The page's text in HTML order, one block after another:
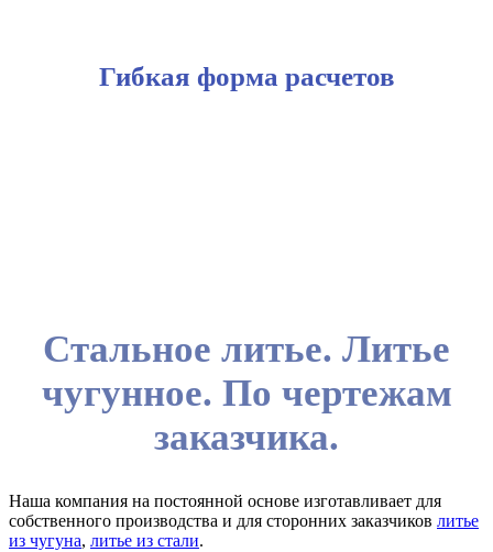
Гибкая форма расчетов
Стальное литье. Литье
чугунное. По чертежам
заказчика.
Наша компания на постоянной основе изготавливает для
собственного производства и для сторонних заказчиков литье
из чугуна, литье из стали.